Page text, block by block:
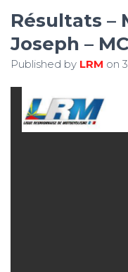
Résultats –
Joseph –
Published by LRM on